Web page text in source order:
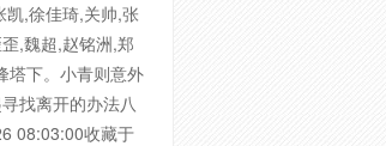
,徐佳琦,关帅,张
,魏超,赵铭洲,郑
下。小青则意外
找离开的办法八
08:03:00收藏于